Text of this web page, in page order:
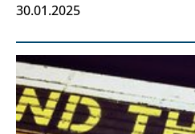
30.01.2025